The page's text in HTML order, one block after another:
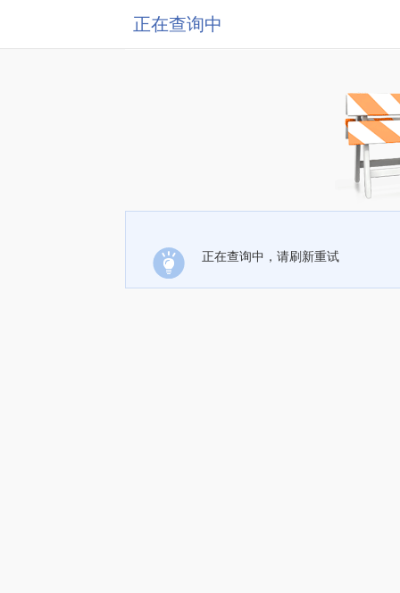
正在查询中
正在查询中，请刷新重试